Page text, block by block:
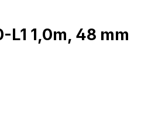
L1 1,0m, 48 mm